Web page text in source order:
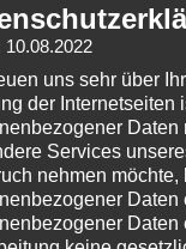
eins auf der
gab die
rechten Seite
in der 17.
anschließendem
10.08.2022
uns sehr über
der Internetseiten
Services
nehmen
Daten